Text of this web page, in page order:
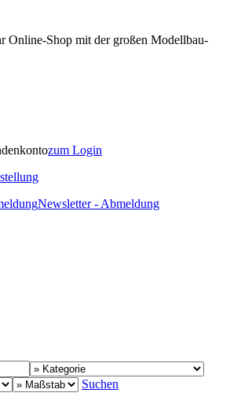
Online-Shop mit der großen Modellbau-
zum Login
Newsletter - Abmeldung
Suchen